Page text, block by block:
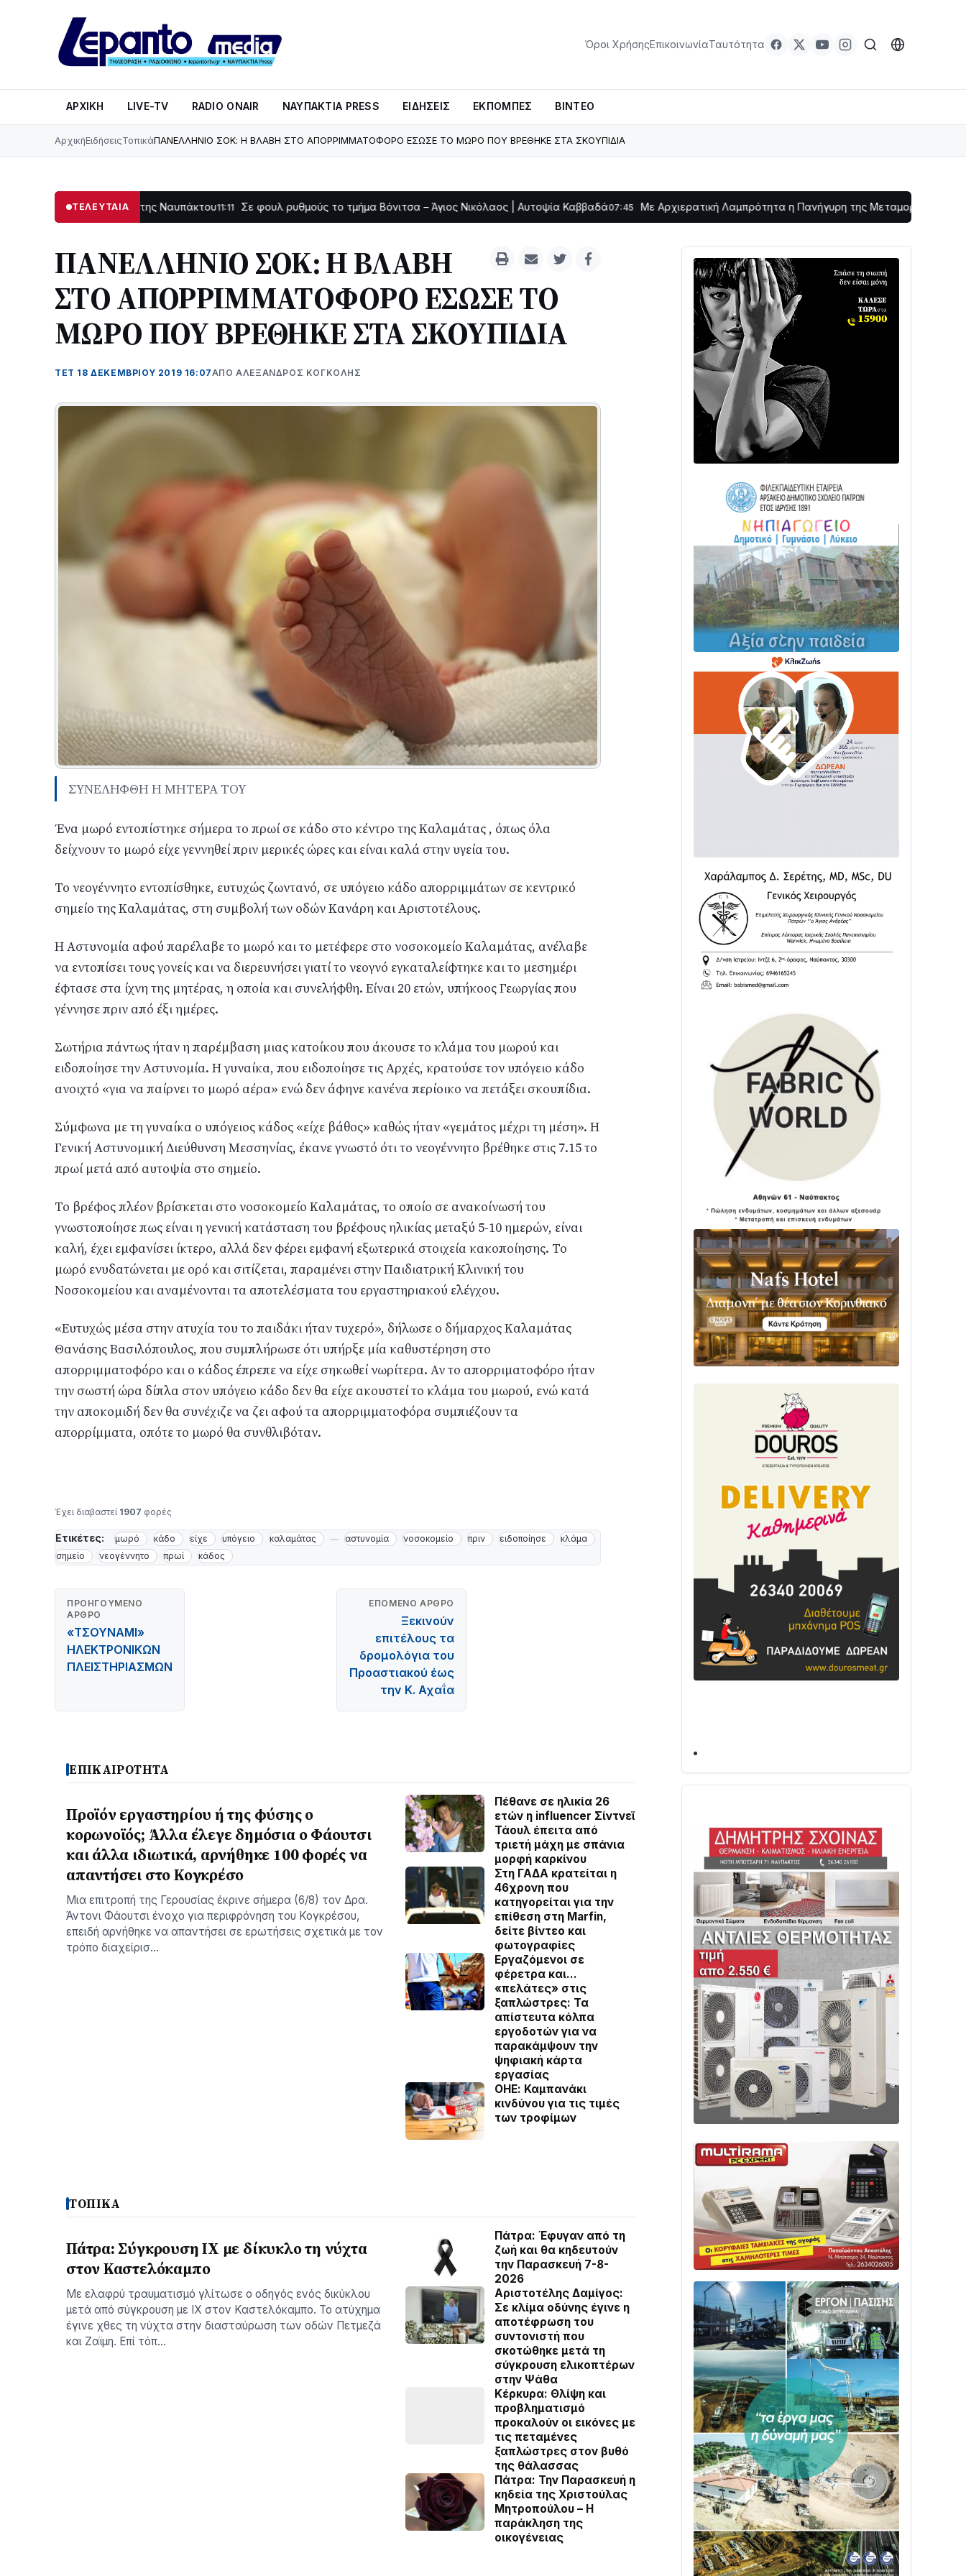
Όροι ΧρήσηςΕπικοινωνίαΤαυτότητα
ΑΡΧΙΚΉ LIVE-TV RADIO ONAIR ΝΑΥΠΑΚΤΊΑ PRESS ΕΙΔΉΣΕΙΣ ΕΚΠΟΜΠΈΣ ΒΊΝΤΕΟ
ΑρχικήΕιδήσειςΤοπικάΠΑΝΕΛΛΗΝΙΟ ΣΟΚ: Η ΒΛΑΒΗ ΣΤΟ ΑΠΟΡΡΙΜΜΑΤΟΦΟΡΟ ΕΣΩΣΕ ΤΟ ΜΩΡΟ ΠΟΥ ΒΡΕΘΗΚΕ ΣΤΑ ΣΚΟΥΠΙΔΙΑ
ΤΕΛΕΥΤΑΙΑ
του Κέντρου της Ναυπάκτου11:11 Σε φουλ ρυθμούς το τμήμα Βόνιτσα – Άγιος Νικόλαος | Αυτοψία Καββαδά07:45 Με Αρχιερατική Λαμπρότητα η Πανήγυρη της Μεταμορφώσεως του Σωτήρος
ΠΑΝΕΛΛΗΝΙΟ ΣΟΚ: Η ΒΛΑΒΗ
ΣΤΟ ΑΠΟΡΡΙΜΜΑΤΟΦΟΡΟ ΕΣΩΣΕ ΤΟ
ΜΩΡΟ ΠΟΥ ΒΡΕΘΗΚΕ ΣΤΑ ΣΚΟΥΠΙΔΙΑ
ΤΕΤ 18 ΔΕΚΕΜΒΡΊΟΥ 2019 16:07ΑΠΌ ΑΛΈΞΑΝΔΡΟΣ ΚΟΓΚΌΛΗΣ
ΣΥΝΕΛΗΦΘΗ Η ΜΗΤΕΡΑ ΤΟΥ
Ένα μωρό εντοπίστηκε σήμερα το πρωί σε κάδο στο κέντρο της Καλαμάτας , όπως όλα
δείχνουν το μωρό είχε γεννηθεί πριν μερικές ώρες και είναι καλά στην υγεία του.
To νεογέννητο εντοπίσθηκε, ευτυχώς ζωντανό, σε υπόγειο κάδο απορριμμάτων σε κεντρικό
σημείο της Καλαμάτας, στη συμβολή των οδών Κανάρη και Αριστοτέλους.
Η Αστυνομία αφού παρέλαβε το μωρό και το μετέφερε στο νοσοκομείο Καλαμάτας, ανέλαβε
να εντοπίσει τους γονείς και να διερευνήσει γιατί το νεογνό εγκαταλείφτηκε και το μεσημέρι
έφτασε στα ίχνη της μητέρας, η οποία και συνελήφθη. Είναι 20 ετών, υπήκοος Γεωργίας που
γέννησε πριν από έξι ημέρες.
Σωτήρια πάντως ήταν η παρέμβαση μιας κατοίκου που άκουσε το κλάμα του μωρού και
ειδοποίησε την Αστυνομία. Η γυναίκα, που ειδοποίησε τις Αρχές, κρατούσε τον υπόγειο κάδο
ανοιχτό «για να παίρνει το μωρό αέρα» ενώ δεν άφηνε κανένα περίοικο να πετάξει σκουπίδια.
Σύμφωνα με τη γυναίκα ο υπόγειος κάδος «είχε βάθος» καθώς ήταν «γεμάτος μέχρι τη μέση». Η
Γενική Αστυνομική Διεύθυνση Μεσσηνίας, έκανε γνωστό ότι το νεογέννητο βρέθηκε στις 7.15 το
πρωί μετά από αυτοψία στο σημείο.
Το βρέφος πλέον βρίσκεται στο νοσοκομείο Καλαμάτας, το οποίο σε ανακοίνωσή του
γνωστοποίησε πως είναι η γενική κατάσταση του βρέφους ηλικίας μεταξύ 5-10 ημερών, είναι
καλή, έχει εμφανίσει ίκτερο, αλλά δεν φέρει εμφανή εξωτερικά στοιχεία κακοποίησης. Το
μωρό ενυδατώνεται με ορό και σιτίζεται, παραμένει στην Παιδιατρική Κλινική του
Νοσοκομείου και αναμένονται τα αποτελέσματα του εργαστηριακού ελέγχου.
«Ευτυχώς μέσα στην ατυχία του το παιδάκι ήταν τυχερό», δήλωσε ο δήμαρχος Καλαμάτας
Θανάσης Βασιλόπουλος, που συμπλήρωσε ότι υπήρξε μία καθυστέρηση στο
απορριμματοφόρο και ο κάδος έπρεπε να είχε σηκωθεί νωρίτερα. Αν το απορριματοφόρο ήταν
την σωστή ώρα δίπλα στον υπόγειο κάδο δεν θα είχε ακουστεί το κλάμα του μωρού, ενώ κατά
την αποκομιδή δεν θα συνέχιζε να ζει αφού τα απορριμματοφόρα συμπιέζουν τα
απορρίμματα, οπότε το μωρό θα συνθλιβόταν.
Έχει διαβαστεί 1907 φορές
Ετικέτες: μωρό κάδο είχε υπόγειο καλαμάτας αστυνομία νοσοκομείο πριν ειδοποίησε
κλάμα
σημείο
νεογέννητο πρωί κάδος
ΠΡΟΗΓΟΎΜΕΝΟ
ΆΡΘΡΟ
«ΤΣΟΥΝΑΜΙ»
ΗΛΕΚΤΡΟΝΙΚΩΝ
ΠΛΕΙΣΤΗΡΙΑΣΜΩΝ
ΕΠΌΜΕΝΟ ΆΡΘΡΟ
Ξεκινούν
επιτέλους τα
δρομολόγια του
Προαστιακού έως
την Κ. Αχαΐα
ΕΠΙΚΑΙΡΟΤΗΤΑ
Προϊόν εργαστηρίου ή της φύσης ο
κορωνοϊός; Άλλα έλεγε δημόσια ο Φάουτσι
και άλλα ιδιωτικά, αρνήθηκε 100 φορές να
απαντήσει στο Κογκρέσο
Μια επιτροπή της Γερουσίας έκρινε σήμερα (6/8) τον Δρα.
Άντονι Φάουτσι ένοχο για περιφρόνηση του Κογκρέσου,
επειδή αρνήθηκε να απαντήσει σε ερωτήσεις σχετικά με τον
τρόπο διαχείρισ…
Πέθανε σε ηλικία 26
ετών η influencer Σίντνεϊ
Τάουλ έπειτα από
τριετή μάχη με σπάνια
μορφή καρκίνου
Στη ΓΑΔΑ κρατείται η
46χρονη που
κατηγορείται για την
επίθεση στη Marfin,
δείτε βίντεο και
φωτογραφίες
Εργαζόμενοι σε
φέρετρα και…
«πελάτες» στις
ξαπλώστρες: Τα
απίστευτα κόλπα
εργοδοτών για να
παρακάμψουν την
ψηφιακή κάρτα
εργασίας
ΟΗΕ: Καμπανάκι
κινδύνου για τις τιμές
των τροφίμων
ΤΟΠΙΚΑ
Πάτρα: Σύγκρουση ΙΧ με δίκυκλο τη νύχτα
στον Καστελόκαμπο
Με ελαφρύ τραυματισμό γλίτωσε ο οδηγός ενός δικύκλου
μετά από σύγκρουση με ΙΧ στον Καστελόκαμπο. Το ατύχημα
έγινε χθες τη νύχτα στην διασταύρωση των οδών Πετμεζά
και Ζαϊμη. Επί τόπ…
Πάτρα: Έφυγαν από τη
ζωή και θα κηδευτούν
την Παρασκευή 7-8-
2026
Αριστοτέλης Δαμίγος:
Σε κλίμα οδύνης έγινε η
αποτέφρωση του
συντονιστή που
σκοτώθηκε μετά τη
σύγκρουση ελικοπτέρων
στην Ψάθα
Κέρκυρα: Θλίψη και
προβληματισμό
προκαλούν οι εικόνες με
τις πεταμένες
ξαπλώστρες στον βυθό
της θάλασσας
Πάτρα: Την Παρασκευή η
κηδεία της Χριστούλας
Μητροπούλου – Η
παράκληση της
οικογένειας